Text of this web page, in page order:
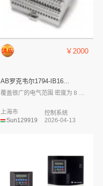
￥2000
AB罗克韦尔1794-IB16...
覆盖很广的电气范围 密度为 8 至 3...
Sun129919
上海市
控制系统
2026-04-13